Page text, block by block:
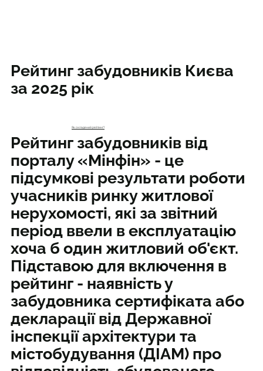
Рейтинг забудовників Києва
за 2025 рік
Як складений рейтинг?
Рейтинг забудовників від
порталу «Мінфін» - це
підсумкові результати роботи
учасників ринку житлової
нерухомості, які за звітний
період ввели в експлуатацію
хоча б один житловий об'єкт.
Підставою для включення в
рейтинг - наявність у
забудовника сертифіката або
декларації від Державної
інспекції архітектури та
містобудування (ДІАМ) про